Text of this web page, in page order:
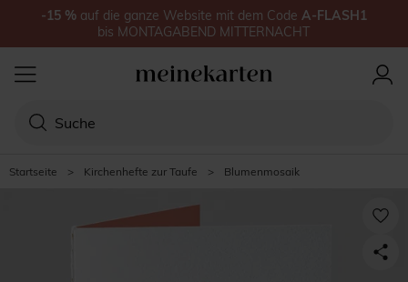
Startseite > Kirchenhefte zur Taufe > Blumenmosaik
-15 % auf die ganze Website mit dem Code A-FLASH1
bis MONTAGABEND MITTERNACHT